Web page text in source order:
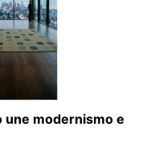
une modernismo e